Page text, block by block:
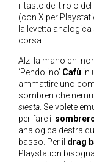
il tasto del tiro o
(con X per
la levetta
corsa.
Alzi la mano chi
‘Pendolino’ Cafù in
ammattire uno
sombreri che
siesta. Se volete
per fare il
analogica destra
basso. Per il drag
Playstation